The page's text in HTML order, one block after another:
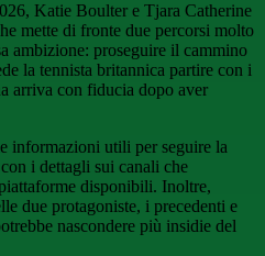
Katie Boulter e Tjara Catherine
mette di fronte due percorsi molto
ambizione: proseguire il cammino
la tennista britannica partire con i
arriva con fiducia dopo aver
informazioni utili per seguire la
i dettagli sui canali che
disponibili. Inoltre,
due protagoniste, i precedenti e
nascondere più insidie del